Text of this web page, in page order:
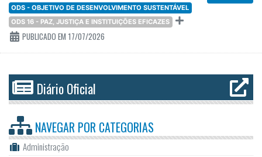
ODS - OBJETIVO DE DESENVOLVIMENTO SUSTENTÁVEL
ODS 16 - PAZ, JUSTIÇA E INSTITUIÇÕES EFICAZES
PUBLICADO EM 17/07/2026
Diário Oficial
NAVEGAR POR CATEGORIAS
Administração